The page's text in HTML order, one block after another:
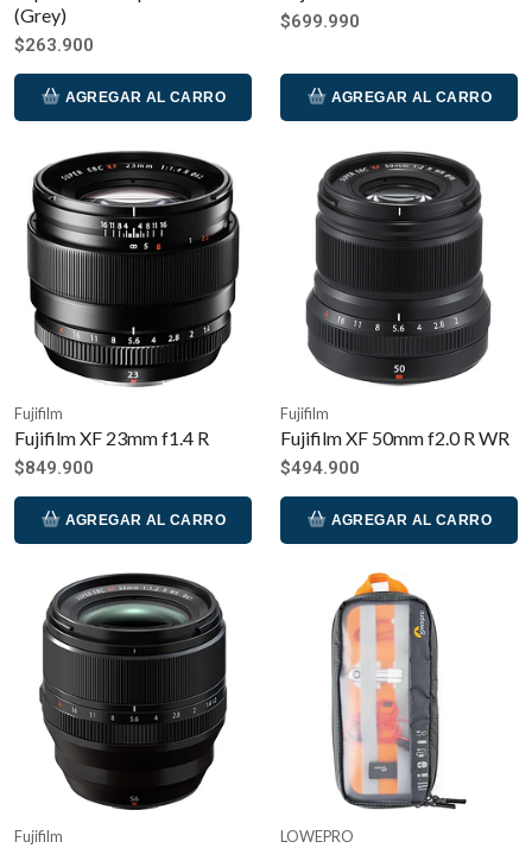
(Grey)
$263.900
AGREGAR AL CARRO
$699.990
AGREGAR AL CARRO
Fujifilm
Fujifilm XF 23mm f1.4 R
$849.900
AGREGAR AL CARRO
Fujifilm
Fujifilm XF 50mm f2.0 R WR
$494.900
AGREGAR AL CARRO
Fujifilm LOWEPRO